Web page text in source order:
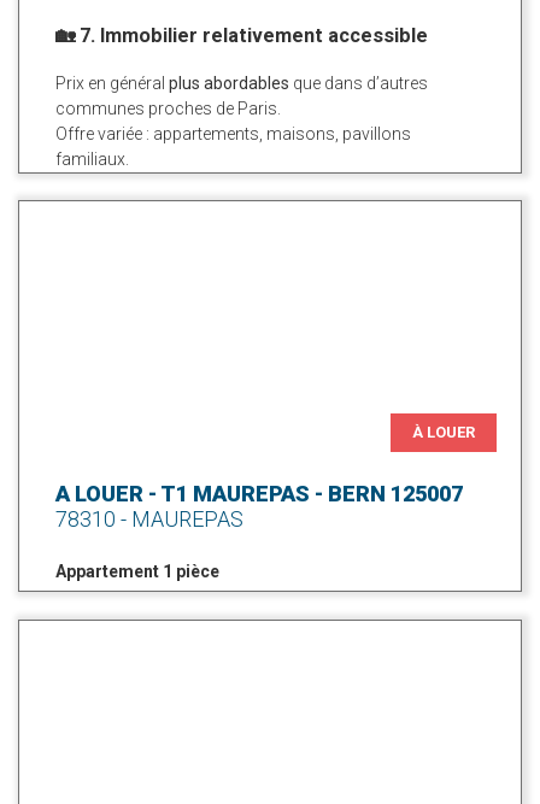
🏡 7. Immobilier relativement accessible
Prix en général plus abordables que dans d’autres
communes proches de Paris.
Offre variée : appartements, maisons, pavillons
familiaux.
À LOUER
A LOUER - T1 MAUREPAS - BERN 125007
78310 - MAUREPAS
Appartement 1 pièce